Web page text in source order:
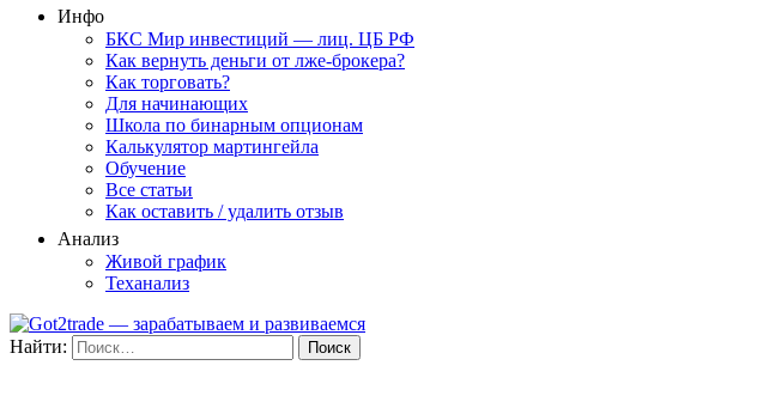
Инфо
БКС Мир инвестиций — лиц. ЦБ РФ
Как вернуть деньги от лже-брокера?
Как торговать?
Для начинающих
Школа по бинарным опционам
Калькулятор мартингейла
Обучение
Все статьи
Как оставить / удалить отзыв
Анализ
Живой график
Теханализ
Найти: